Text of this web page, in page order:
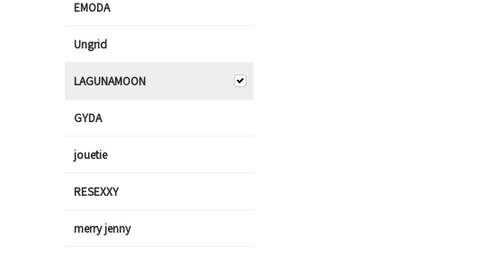
EMODA
Ungrid
LAGUNAMOON
GYDA
jouetie
RESEXXY
merry jenny